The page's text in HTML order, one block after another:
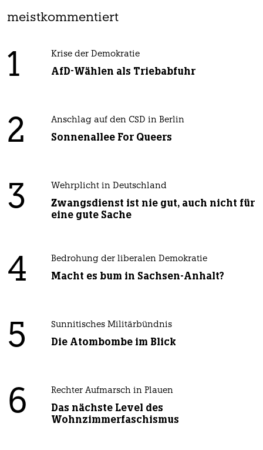
meistkommentiert
1 Krise der Demokratie
AfD-Wählen als Triebabfuhr
2 Anschlag auf den CSD in Berlin
Sonnenallee For Queers
3 Wehrplicht in Deutschland
Zwangsdienst ist nie gut, auch nicht für
eine gute Sache
4 Bedrohung der liberalen Demokratie
Macht es bum in Sachsen-Anhalt?
5 Sunnitisches Militärbündnis
Die Atombombe im Blick
6 Rechter Aufmarsch in Plauen
Das nächste Level des
Wohnzimmerfaschismus